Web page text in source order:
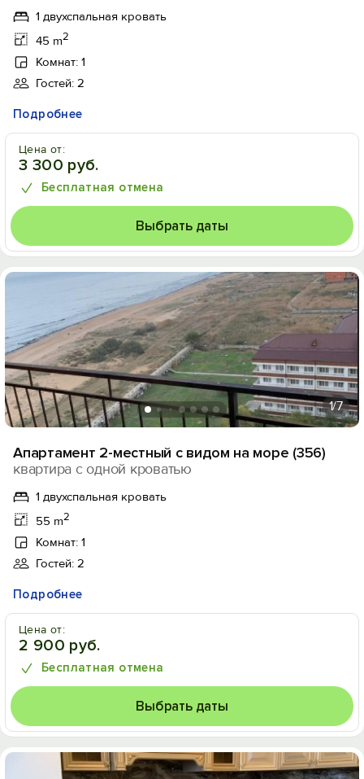
1 двухспальная кровать
45 m2
Комнат: 1
Гостей: 2
Подробнее
Цена от:
3 300 руб.
Бесплатная отмена
Выбрать даты
1/7
Апартамент 2-местный с видом на море (356)
квартира с одной кроватью
1 двухспальная кровать
55 m2
Комнат: 1
Гостей: 2
Подробнее
Цена от:
2 900 руб.
Бесплатная отмена
Выбрать даты